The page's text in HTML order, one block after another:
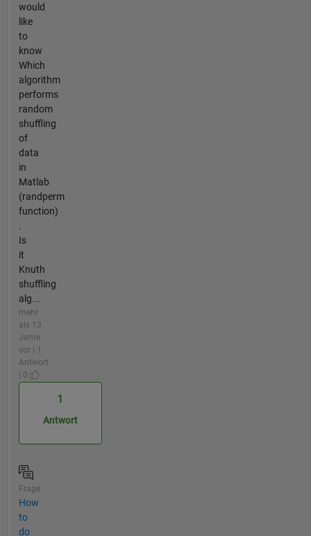
would
like
to
know
Which
algorithm
performs
random
shuffling
of
data
in
Matlab
(randperm
function)
.
Is
it
Knuth
shuffling
alg...
mehr
als 13
Jahre
vor | 1
Antwort
| 0
1
Antwort
Frage
How
to
do